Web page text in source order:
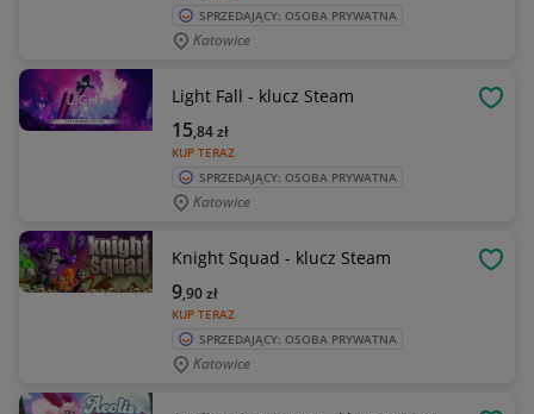
SPRZEDAJĄCY: OSOBA PRYWATNA
Katowice
Light Fall - klucz Steam
KUP TERAZ
15,84zł
SPRZEDAJĄCY: OSOBA PRYWATNA
Katowice
Knight Squad - klucz Steam
KUP TERAZ
9,90zł
SPRZEDAJĄCY: OSOBA PRYWATNA
Katowice